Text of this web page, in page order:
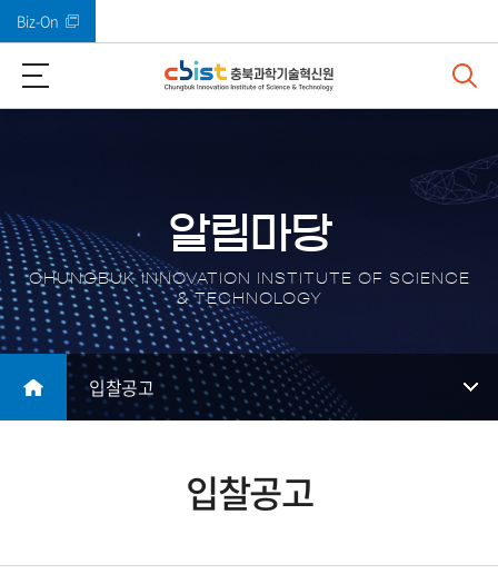
Biz-On
알림마당
CHUNGBUK INNOVATION INSTITUTE OF SCIENCE
& TECHNOLOGY
입찰공고
입찰공고